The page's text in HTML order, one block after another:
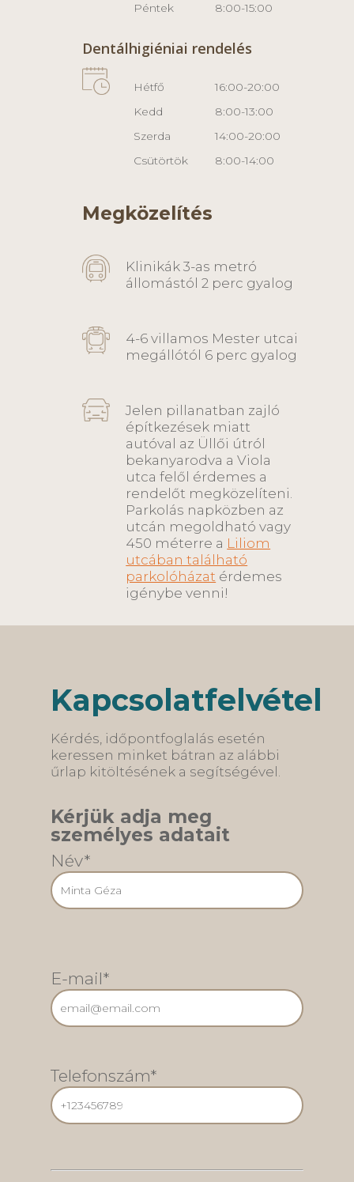
Péntek
8:00-15:00
Dentálhigiéniai rendelés
Hétfő
16:00-20:00
Kedd
8:00-13:00
Szerda
14:00-20:00
Csütörtök
8:00-14:00
Megközelítés
Klinikák 3-as metró
állomástól 2 perc gyalog
4-6 villamos Mester utcai
megállótól 6 perc gyalog
Jelen pillanatban zajló
építkezések miatt
autóval az Üllői útról
bekanyarodva a Viola
utca felől érdemes a
rendelőt megközelíteni.
Parkolás napközben az
utcán megoldható vagy
450 méterre a Liliom
utcában található
parkolóházat érdemes
igénybe venni!
Kapcsolatfelvétel
Kérdés, időpontfoglalás esetén
keressen minket bátran az alábbi
űrlap kitöltésének a segítségével.
Kérjük adja meg
személyes adatait
Név*
E-mail*
Telefonszám*